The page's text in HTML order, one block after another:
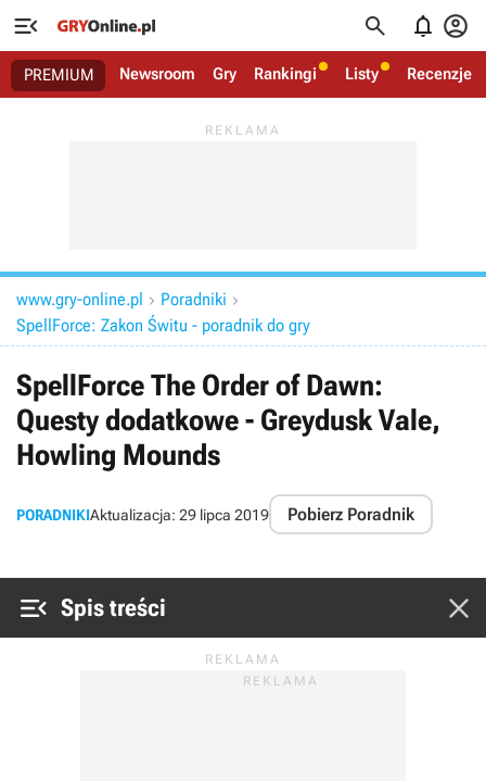
   
PREMIUM Newsroom Gry Rankingi Listy Recenzje
www.gry-online.pl  Poradniki 
SpellForce: Zakon Świtu - poradnik do gry
SpellForce The Order of Dawn:
Questy dodatkowe - Greydusk Vale,
Howling Mounds
PORADNIKIAktualizacja: 29 lipca 2019 Pobierz Poradnik
 Spis treści 